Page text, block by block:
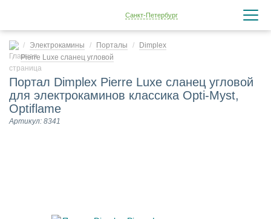
Санкт-Петербург
Электрокамины Порталы
Dimplex
Pierre Luxe сланец угловой
Портал Dimplex Pierre Luxe сланец угловой
для электрокаминов классика Opti-Myst,
Optiflame
Артикул: 8341